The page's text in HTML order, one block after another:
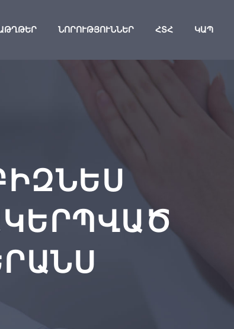
ՆՈՐՈՒԹՅՈՒՆՆԵՐ ՀՏՀ ԿԱՊ